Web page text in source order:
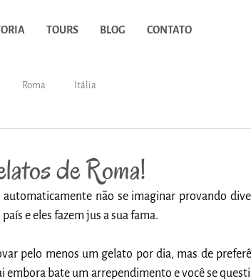
TOURS BLOG CONTATO
Roma Itália
de Roma!
não se imaginar provando
e eles fazem jus a sua fama.
pelo menos um gelato por dia, mas de
embora bate um arrependimento e você se